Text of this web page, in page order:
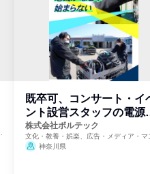
既卒可、コンサート・イ
ント設営スタッフの電源
門
株式会社ボルテック
文化・教養・娯楽、広告・メディア・マ
ミ、電力・ガス・水道・エネルギー
神奈川県